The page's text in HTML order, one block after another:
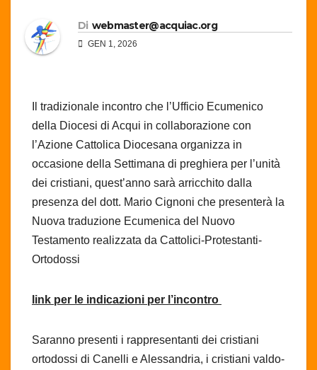
Di webmaster@acquiac.org
GEN 1, 2026
Il tradizionale incontro che l’Ufficio Ecumenico
della Diocesi di Acqui in collaborazione con
l’Azione Cattolica Diocesana organizza in
occasione della Settimana di preghiera per l’unità
dei cristiani, quest’anno sarà arricchito dalla
presenza del dott. Mario Cignoni che presenterà la
Nuova traduzione Ecumenica del Nuovo
Testamento realizzata da Cattolici-Protestanti-
Ortodossi
link per le indicazioni per l’incontro
Saranno presenti i rappresentanti dei cristiani
ortodossi di Canelli e Alessandria, i cristiani valdo-